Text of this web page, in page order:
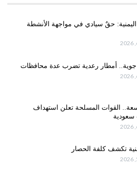
اليمنية: حقٌ سيادي في مواجهة الأنشطة
جوية.. أمطار رعدية تضرب عدة محافظات
القوات المسلحة تعلن استهداف
سعودية
تكشف كلفة الحصار